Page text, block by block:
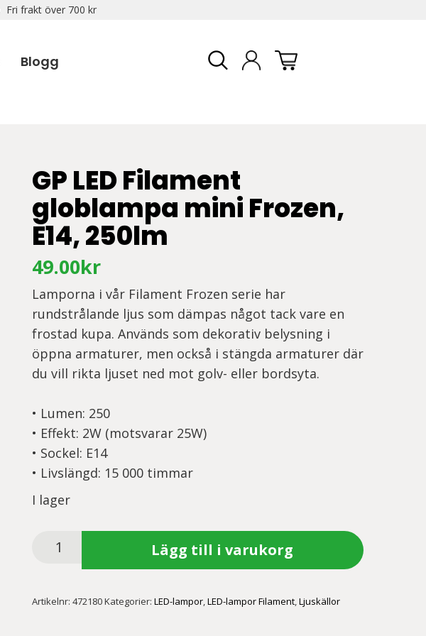
Fri frakt över 700 kr
Blogg
GP LED Filament
globlampa mini Frozen,
E14, 250lm
49.00kr
Lamporna i vår Filament Frozen serie har
rundstrålande ljus som dämpas något tack vare en
frostad kupa. Används som dekorativ belysning i
öppna armaturer, men också i stängda armaturer där
du vill rikta ljuset ned mot golv- eller bordsyta.
• Lumen: 250
• Effekt: 2W (motsvarar 25W)
• Sockel: E14
• Livslängd: 15 000 timmar
I lager
Filament
mini
Lägg till i varukorg
Artikelnr: 472180Kategorier: LED-lampor,LED-lampor Filament,Ljuskällor